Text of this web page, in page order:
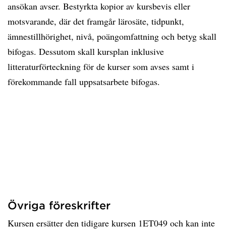
ansökan avser. Bestyrkta kopior av kursbevis eller
motsvarande, där det framgår lärosäte, tidpunkt,
ämnestillhörighet, nivå, poängomfattning och betyg skall
bifogas. Dessutom skall kursplan inklusive
litteraturförteckning för de kurser som avses samt i
förekommande fall uppsatsarbete bifogas.
Övriga föreskrifter
Kursen ersätter den tidigare kursen 1ET049 och kan inte